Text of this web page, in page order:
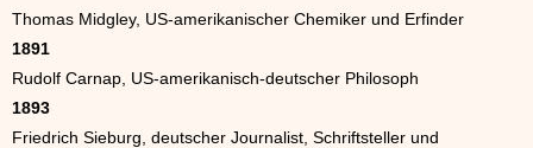
Thomas Midgley, US-amerikanischer Chemiker und Erfinder
1891
Rudolf Carnap, US-amerikanisch-deutscher Philosoph
1893
Friedrich Sieburg, deutscher Journalist, Schriftsteller und